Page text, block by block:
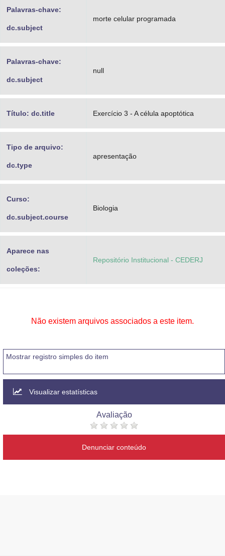
Palavras-chave:
dc.subject
morte celular programada
Palavras-chave:
dc.subject
null
Título: dc.title Exercício 3 - A célula apoptótica
Tipo de arquivo:
dc.type
apresentação
Curso:
dc.subject.course
Biologia
Aparece nas
coleções:
Repositório Institucional - CEDERJ
Não existem arquivos associados a este item.
Mostrar registro simples do item
Visualizar estatísticas
Avaliação
Denunciar conteúdo